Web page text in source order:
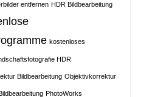
entfernen HDR Bildbearbeitung
kostenloses
HDR
Bildbearbeitung Objektivkorrektur
PhotoWorks